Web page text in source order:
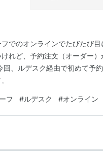
でのオンラインでたびたび
けれど、予約注文（オーダー
回、ルデスク経由で初めて予
フ #ルデスク #オンライン